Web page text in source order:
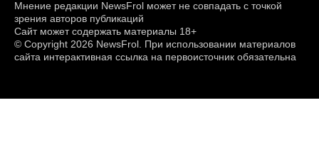
Мнение редакции NewsFrol может не совпадать с точкой
зрения авторов публикаций
Сайт может содержать материалы 18+
© Copyright 2026 NewsFrol. При использовании материалов
сайта интерактивная ссылка на первоисточник обязательна